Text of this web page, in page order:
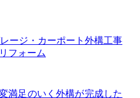
フォーム
満足のいく外構が完成した